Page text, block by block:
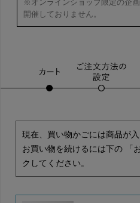
※オンラインショップ限定の企
開催しておりません。
現在、買い物かごには商品が入
お買い物を続けるには下の 「
クしてください。